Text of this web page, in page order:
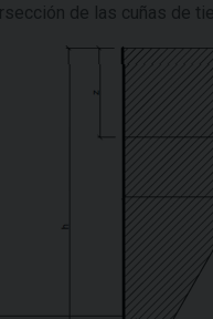
de las cuñas de